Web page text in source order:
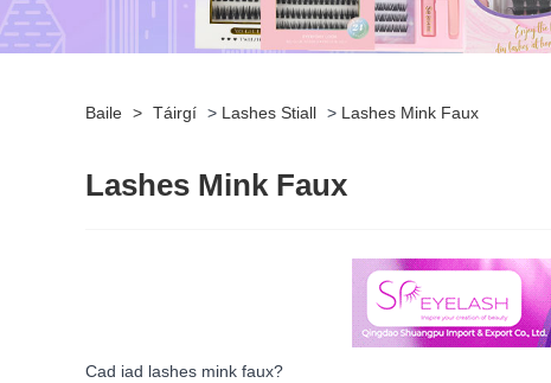
Baile > Táirgí > Lashes Stiall > Lashes Mink Faux
Lashes Mink Faux
Cad iad lashes mink faux?